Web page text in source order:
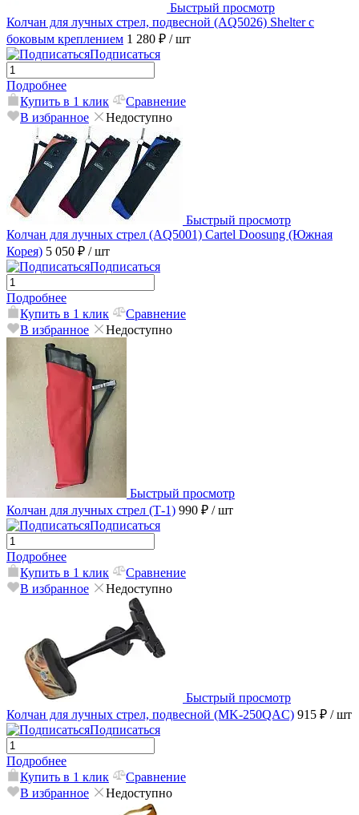
Быстрый просмотр
Колчан для лучных стрел, подвесной (AQ5026) Shelter с
боковым креплением 1 280 ₽ / шт
Подписаться
Подробнее
Купить в 1 клик
Сравнение
В избранное
Недоступно
Быстрый просмотр
Колчан для лучных стрел (AQ5001) Cartel Doosung (Южная
Корея) 5 050 ₽ / шт
Подписаться
Подробнее
Купить в 1 клик
Сравнение
В избранное
Недоступно
Быстрый просмотр
Колчан для лучных стрел (Т-1) 990 ₽ / шт
Подписаться
Подробнее
Купить в 1 клик
Сравнение
В избранное
Недоступно
Быстрый просмотр
Колчан для лучных стрел, подвесной (MK-250QAC) 915 ₽ / шт
Подписаться
Подробнее
Купить в 1 клик
Сравнение
В избранное
Недоступно